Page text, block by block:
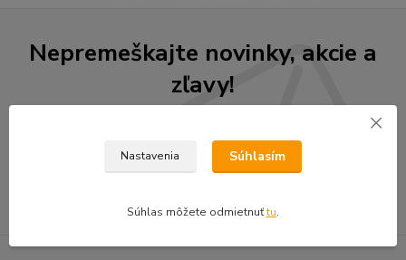
Nepremeškajte novinky, akcie a
zľavy!
Prihlásiť sa
Súhlasím sospracovaním osobných údajovza účelom zasielania newslettera.
Nastavenia Súhlasím
Súhlas môžete odmietnuťtu.